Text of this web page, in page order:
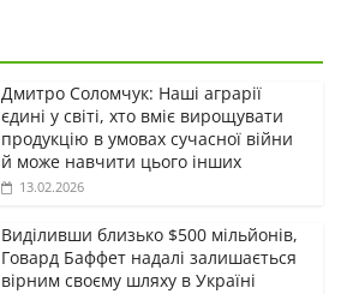
Дмитро Соломчук: Наші аграрії
єдині у світі, хто вміє вирощувати
продукцію в умовах сучасної війни
й може навчити цього інших
13.02.2026
Виділивши близько $500 мільйонів,
Говард Баффет надалі залишається
вірним своєму шляху в Україні